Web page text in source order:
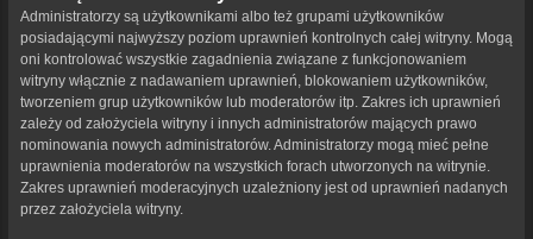
Administratorzy są użytkownikami albo też grupami użytkowników
posiadającymi najwyższy poziom uprawnień kontrolnych całej witryny. Mogą
oni kontrolować wszystkie zagadnienia związane z funkcjonowaniem
witryny włącznie z nadawaniem uprawnień, blokowaniem użytkowników,
tworzeniem grup użytkowników lub moderatorów itp. Zakres ich uprawnień
zależy od założyciela witryny i innych administratorów mających prawo
nominowania nowych administratorów. Administratorzy mogą mieć pełne
uprawnienia moderatorów na wszystkich forach utworzonych na witrynie.
Zakres uprawnień moderacyjnych uzależniony jest od uprawnień nadanych
przez założyciela witryny.